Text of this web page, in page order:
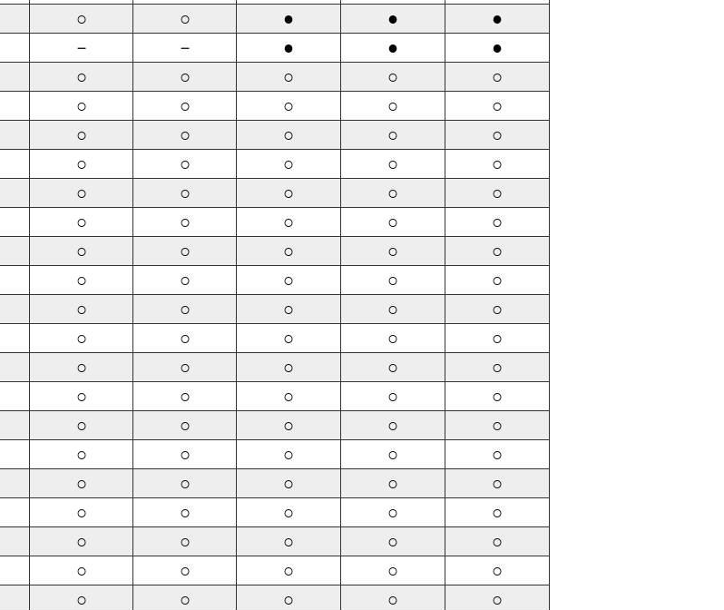
○ ○ ● ● ●
－ － ● ● ●
○ ○ ○ ○ ○
○ ○ ○ ○ ○
○ ○ ○ ○ ○
○ ○ ○ ○ ○
○ ○ ○ ○ ○
○ ○ ○ ○ ○
○ ○ ○ ○ ○
○ ○ ○ ○ ○
○ ○ ○ ○ ○
○ ○ ○ ○ ○
○ ○ ○ ○ ○
○ ○ ○ ○ ○
○ ○ ○ ○ ○
○ ○ ○ ○ ○
○ ○ ○ ○ ○
○ ○ ○ ○ ○
○ ○ ○ ○ ○
○ ○ ○ ○ ○
○ ○ ○ ○ ○